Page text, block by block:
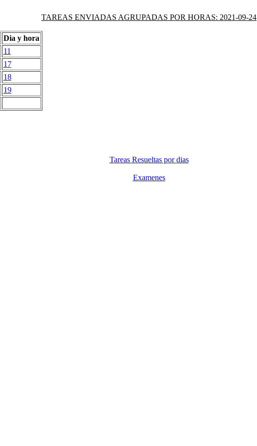
TAREAS ENVIADAS AGRUPADAS POR HORAS: 2021-09-24
Dia y hora
11
17
18
19
Tareas Resueltas por dias
Examenes